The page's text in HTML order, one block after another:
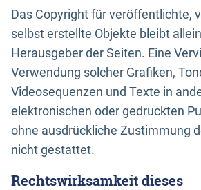
Das Copyright für veröffentlichte,
selbst erstellte Objekte bleibt
Herausgeber der Seiten. Eine
Verwendung solcher Grafiken,
Videosequenzen und Texte in
elektronischen oder gedruckten
ohne ausdrückliche Zustimmung
nicht gestattet.
Rechtswirksamkeit dieses